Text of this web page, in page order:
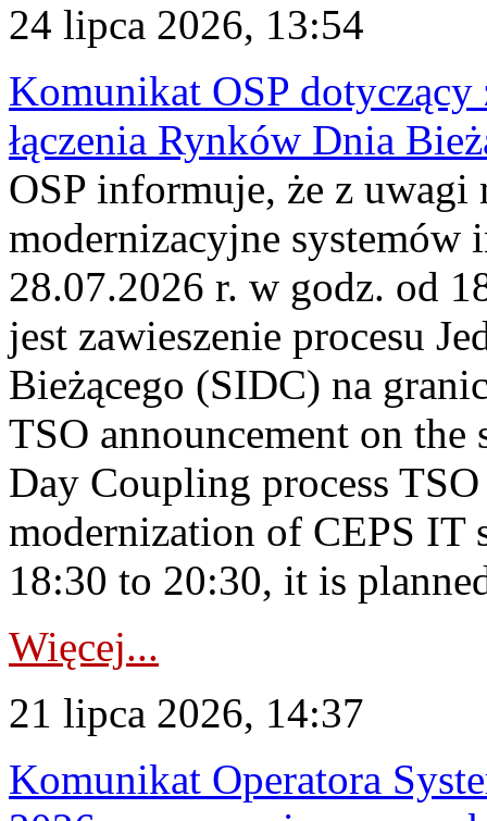
24 lipca 2026, 13:54
Komunikat OSP dotyczący
łączenia Rynków Dnia
OSP informuje, że z uwagi
modernizacyjne
28.07.2026 r. w godz. od
jest zawieszenie procesu
Bieżącego (SIDC) na
TSO announcement on
Day Coupling process
modernization of CEPS IT
18:30 to 20:30, it is
Więcej...
21 lipca 2026, 14:37
Komunikat Operatora